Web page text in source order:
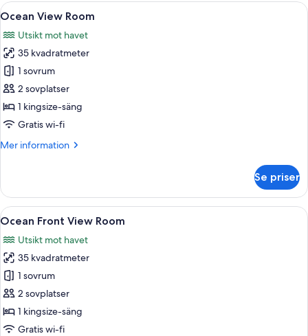
Öppna
alla
foton
för
Ocean
View
Room
Ett sovrum med en säng, en tv, ett
18
Ocean View Room
Utsikt mot havet
35 kvadratmeter
1 sovrum
2 sovplatser
1 kingsize-säng
Gratis wi-fi
Mer information
Mer
View
Room
Se priser
Öppna
alla
foton
för
Ocean
Front
View
Room
Ett modernt hotellrum med en stor
19
Ocean Front View Room
Utsikt mot havet
35 kvadratmeter
1 sovrum
2 sovplatser
1 kingsize-säng
Gratis wi-fi